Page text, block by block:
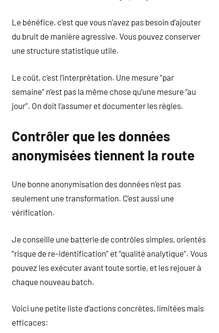
Le bénéfice, c’est que vous n’avez pas besoin d’ajouter
du bruit de manière agressive. Vous pouvez conserver
une structure statistique utile.
Le coût, c’est l’interprétation. Une mesure “par
semaine” n’est pas la même chose qu’une mesure “au
jour”. On doit l’assumer et documenter les règles.
Contrôler que les données
anonymisées tiennent la route
Une bonne anonymisation des données n’est pas
seulement une transformation. C’est aussi une
vérification.
Je conseille une batterie de contrôles simples, orientés
“risque de re-identification” et “qualité analytique”. Vous
pouvez les exécuter avant toute sortie, et les rejouer à
chaque nouveau batch.
Voici une petite liste d’actions concrètes, limitées mais
efficaces: